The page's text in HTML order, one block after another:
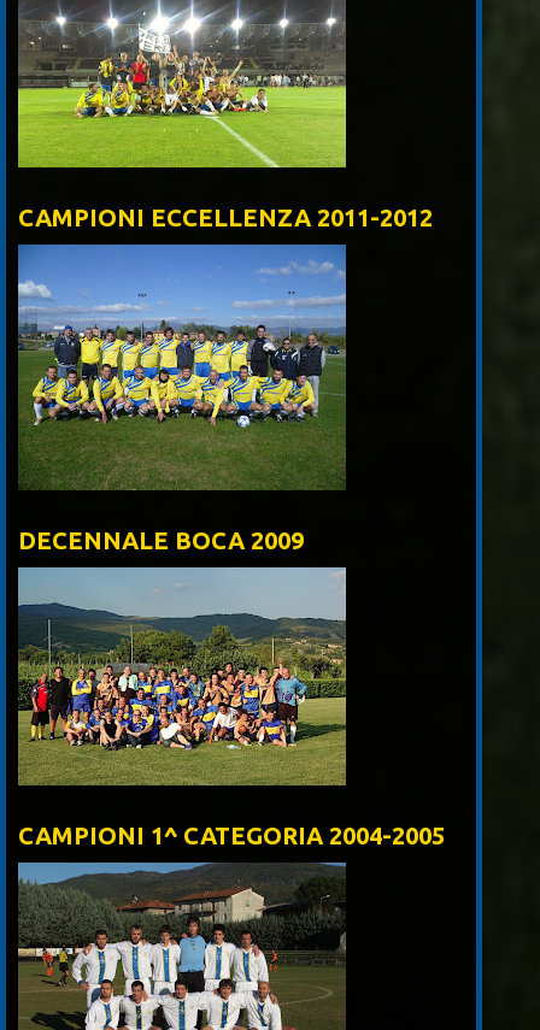
CAMPIONI ECCELLENZA 2011-2012
DECENNALE BOCA 2009
CAMPIONI 1^ CATEGORIA 2004-2005